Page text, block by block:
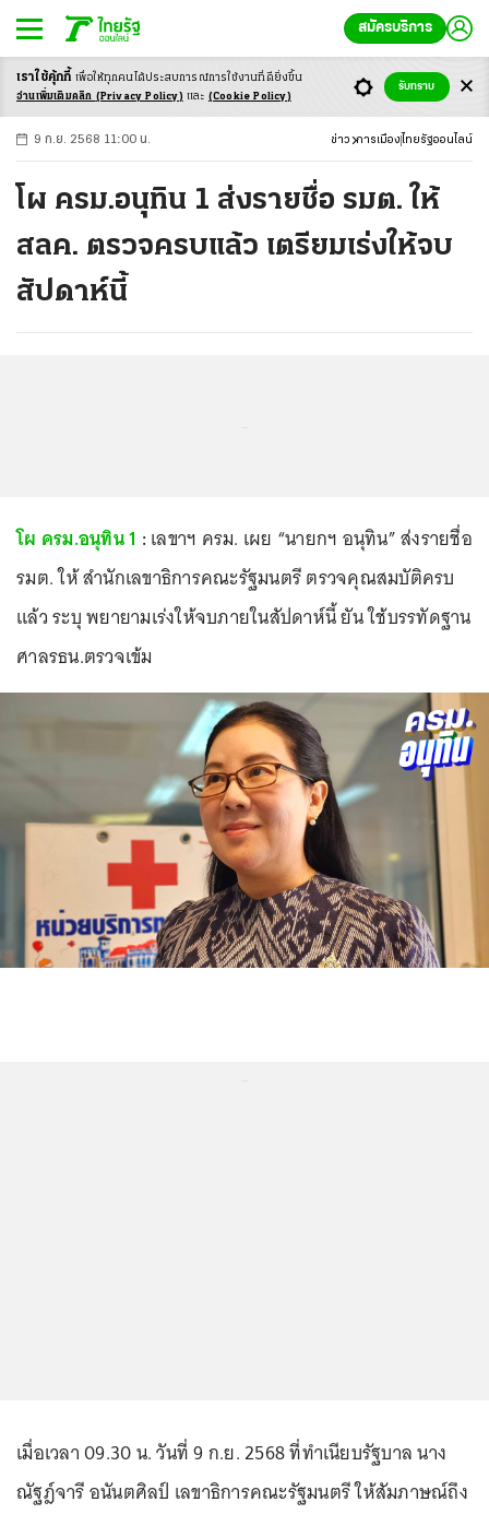
สมัครบริการ
-ก ก ก+
9 ก.ย. 2568 11:00 น. ข่าว การเมือง ไทยรัฐออนไลน์
โผ ครม.อนุทิน 1 ส่งรายชื่อ รมต. ให้
สลค. ตรวจครบแล้ว เตรียมเร่งให้จบ
สัปดาห์นี้
โผ ครม.อนุทิน 1 :เลขาฯ ครม. เผย “นายกฯ อนุทิน” ส่งรายชื่อ
รมต. ให้ สำนักเลขาธิการคณะรัฐมนตรี ตรวจคุณสมบัติครบ
แล้ว ระบุ พยายามเร่งให้จบภายในสัปดาห์นี้ ยัน ใช้บรรทัดฐาน
ศาลรธน.ตรวจเข้ม
เมื่อเวลา 09.30 น. วันที่ 9 ก.ย. 2568 ที่ทำเนียบรัฐบาล นาง
ณัฐฎ์จารี อนันตศิลป์ เลขาธิการคณะรัฐมนตรี ให้สัมภาษณ์ถึง
เราใช้คุ้กกี้ เพื่อให้ทุกคนได้ประสบการณ์การใช้งานที่ดียิ่งขึ้น
อ่านเพิ่มเติมคลิก (Privacy Policy) และ (Cookie Policy)
รับทราบ